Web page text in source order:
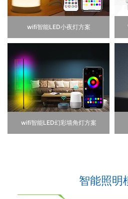
wifi智能LED小夜灯方案
wifi智能LED幻彩墙角灯方案
智能照明